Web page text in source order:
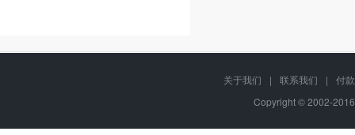
关于我们 | 联系我们 |
付
Copyright © 2002-